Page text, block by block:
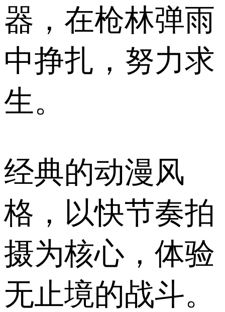
器，在枪林弹雨
中挣扎，努力求
生。
经典的动漫风
格，以快节奏拍
摄为核心，体验
无止境的战斗。